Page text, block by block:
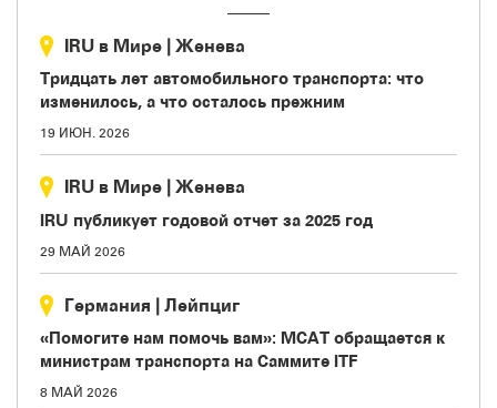
IRU в Мире | Женева
Тридцать лет автомобильного транспорта: что
изменилось, а что осталось прежним
19 ИЮН. 2026
IRU в Мире | Женева
IRU публикует годовой отчет за 2025 год
29 МАЙ 2026
Германия | Лейпциг
«Помогите нам помочь вам»: МСАТ обращается к
министрам транспорта на Саммите ITF
8 МАЙ 2026